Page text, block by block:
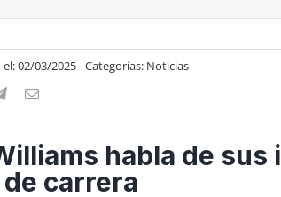
02/03/2025 Categorías: Noticias
habla de sus
carrera